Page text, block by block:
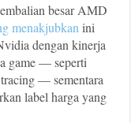
besar AMD
menakjubkan ini
dengan kinerja
game — seperti
— sementara
label harga yang